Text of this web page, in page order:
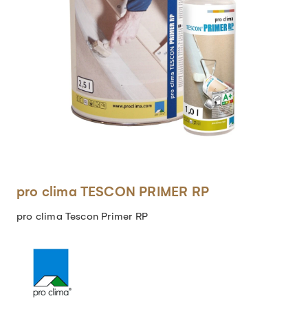
pro clima TESCON PRIMER RP
pro clima Tescon Primer RP